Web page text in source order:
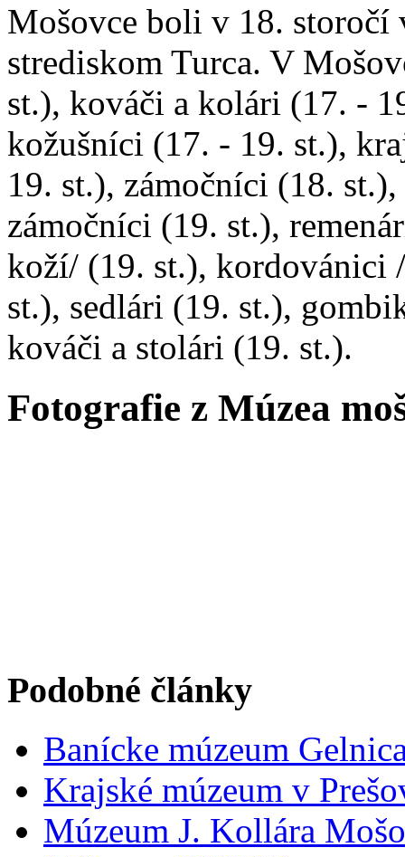
Mošovce boli v 18. storočí
strediskom Turca. V
st.), kováči a kolári (17. -
kožušníci (17. - 19. st.),
19. st.), zámočníci (18.
zámočníci (19. st.),
koží/ (19. st.), kordovánici
st.), sedlári (19. st.),
kováči a stolári (19. st.).
Fotografie z Múzea
Podobné články
Banícke múzeum
Krajské múzeum v
Múzeum J. Kollára